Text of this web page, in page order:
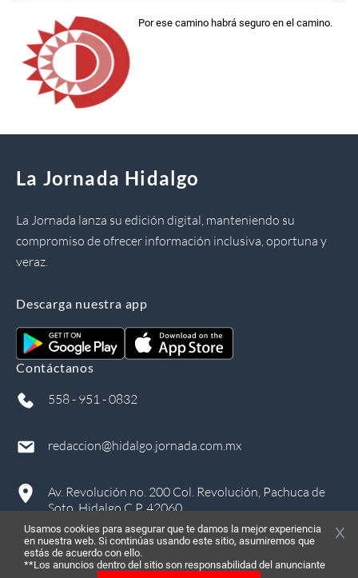
Por ese camino habrá seguro en el camino.
La Jornada Hidalgo
La Jornada lanza su edición digital, manteniendo su
compromiso de ofrecer información inclusiva, oportuna y
veraz.
Descarga nuestra app
Contáctanos
558 - 951 - 0832
redaccion@hidalgo.jornada.com.mx
Av. Revolución no. 200 Col. Revolución, Pachuca de
Soto, Hidalgo C.P. 42060
Usamos cookies para asegurar que te damos la mejor experiencia
en nuestra web. Si continúas usando este sitio, asumiremos que
estás de acuerdo con ello.
**Los anuncios dentro del sitio son responsabilidad del anunciante